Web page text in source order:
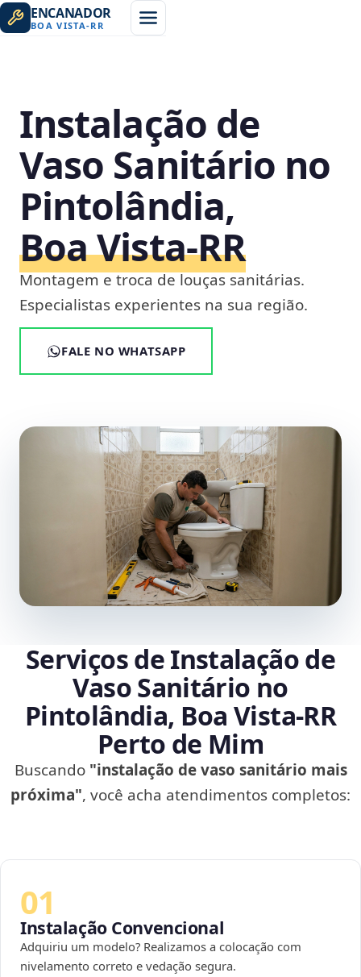
ENCANADOR
BOA VISTA-RR
Instalação de
Vaso Sanitário no
Pintolândia,
Boa Vista‑RR
Montagem e troca de louças sanitárias.
Especialistas experientes na sua região.
FALE NO WHATSAPP
Serviços de Instalação de
Vaso Sanitário no
Pintolândia, Boa Vista‑RR
Perto de Mim
Buscando "instalação de vaso sanitário mais
próxima", você acha atendimentos completos:
01
Instalação Convencional
Adquiriu um modelo? Realizamos a colocação com
nivelamento correto e vedação segura.